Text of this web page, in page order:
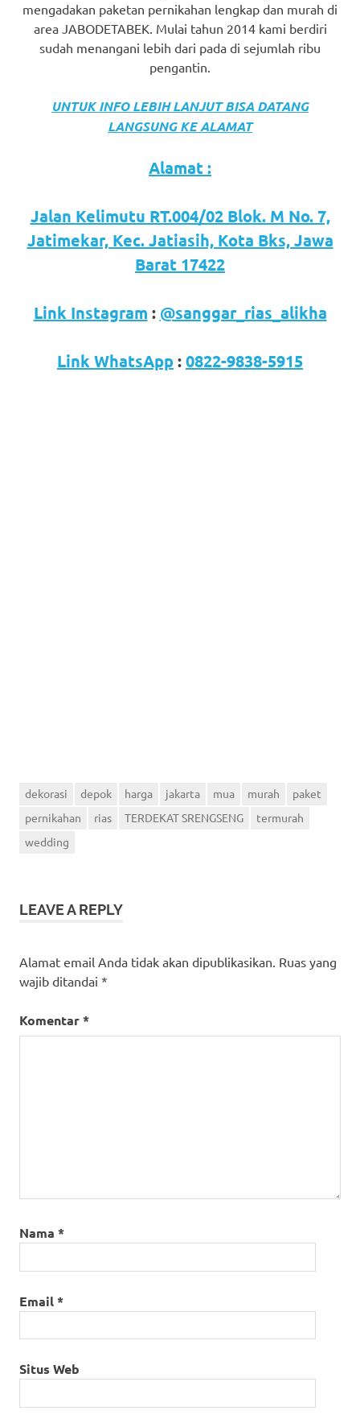
mengadakan paketan pernikahan lengkap dan murah di
area JABODETABEK. Mulai tahun 2014 kami berdiri
sudah menangani lebih dari pada di sejumlah ribu
pengantin.
UNTUK INFO LEBIH LANJUT BISA DATANG
LANGSUNG KE ALAMAT
Alamat :
Jalan Kelimutu RT.004/02 Blok. M No. 7,
Jatimekar, Kec. Jatiasih, Kota Bks, Jawa
Barat 17422
Link Instagram : @sanggar_rias_alikha
Link WhatsApp:0822-9838-5915
dekorasi depok harga jakarta mua murah
paket
pernikahan
rias TERDEKAT SRENGSENG
termurah
wedding
LEAVE A REPLY
Alamat email Anda tidak akan dipublikasikan. Ruas yang
wajib ditandai *
Komentar*
Nama *
Email*
Situs Web